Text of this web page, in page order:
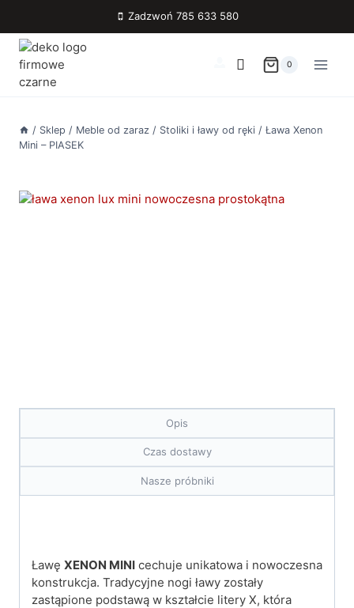
treści
Zadzwoń 785 633 580
0
/ Sklep / Meble od zaraz / Stoliki i ławy od ręki / Ława Xenon
Mini – PIASEK
Opis
Czas dostawy
Nasze próbniki
Ławę XENON MINI cechuje unikatowa i nowoczesna
konstrukcja. Tradycyjne nogi ławy zostały
zastąpione podstawą w kształcie litery X, która